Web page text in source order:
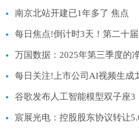
南京北站开建已1年多了 焦点
万国数据：2025年第三季度的
每日关注!上市公司AI视频生成
谷歌发布人工智能模型双子座3
宸展光电：控股股东协议转让